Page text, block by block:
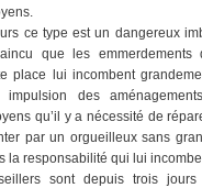
ce type est un dangereux
que les emmerdements
place lui incombent
des
qu’il y a nécessité de
par un orgueilleux sans
la responsabilité qui lui
sont depuis trois